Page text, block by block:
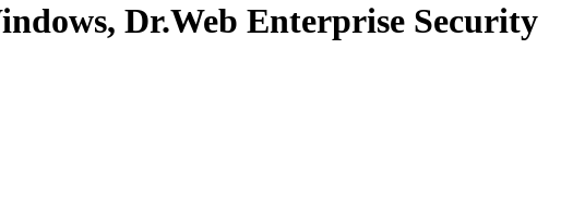
Dr.Web Enterprise Security